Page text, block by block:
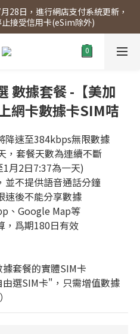
單95折!!!（優惠期至2026年12月
即免運費。
28日，進行網店支付系統更新，
接受信用卡(eSim除外)
單95折!!!（優惠期至2026年12月
即免運費。
數據套餐 -【美加
網卡數據卡SIM咭
降速至384kbps無限數據
，套餐天數為連續不斷
月2日7:37為一天)
並不提供語音通話分鐘
速後不能分享數據
、Google Map等
，爲期180日有效
套餐的實體SIM卡
選SIM卡"，只需增值數據